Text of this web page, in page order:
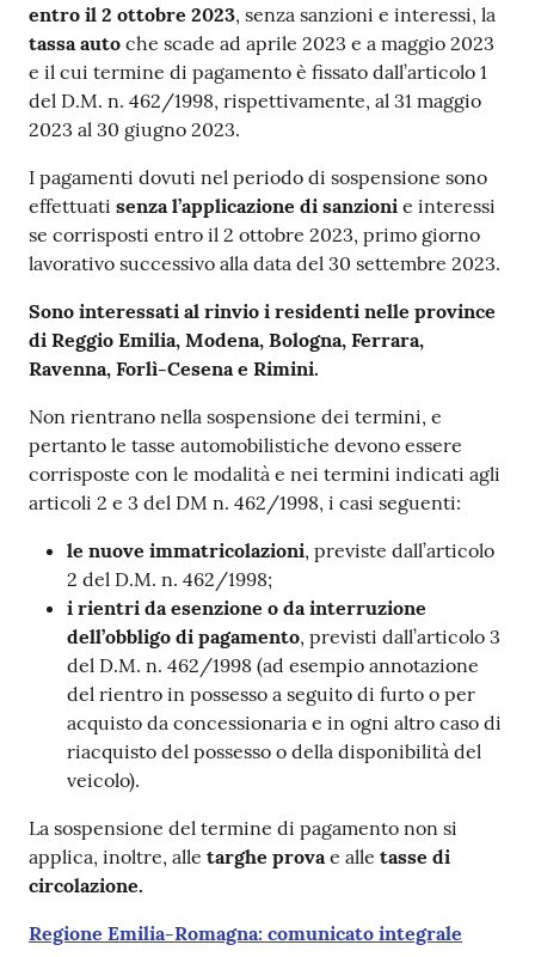
entro il 2 ottobre 2023, senza sanzioni e interessi, la
tassa auto che scade ad aprile 2023 e a maggio 2023
e il cui termine di pagamento è fissato dall’articolo 1
del D.M. n. 462/1998, rispettivamente, al 31 maggio
2023 al 30 giugno 2023.
I pagamenti dovuti nel periodo di sospensione sono
effettuati senza l’applicazione di sanzioni e interessi
se corrisposti entro il 2 ottobre 2023, primo giorno
lavorativo successivo alla data del 30 settembre 2023.
Sono interessati al rinvio i residenti nelle province
di Reggio Emilia, Modena, Bologna, Ferrara,
Ravenna, Forlì-Cesena e Rimini.
Non rientrano nella sospensione dei termini, e
pertanto le tasse automobilistiche devono essere
corrisposte con le modalità e nei termini indicati agli
articoli 2 e 3 del DM n. 462/1998, i casi seguenti:
le nuove immatricolazioni, previste dall’articolo
2 del D.M. n. 462/1998;
i rientri da esenzione o da interruzione
dell’obbligo di pagamento, previsti dall’articolo 3
del D.M. n. 462/1998 (ad esempio annotazione
del rientro in possesso a seguito di furto o per
acquisto da concessionaria e in ogni altro caso di
riacquisto del possesso o della disponibilità del
veicolo).
La sospensione del termine di pagamento non si
applica, inoltre, alle targhe provae alle tasse di
circolazione.
Regione Emilia-Romagna: comunicato integrale